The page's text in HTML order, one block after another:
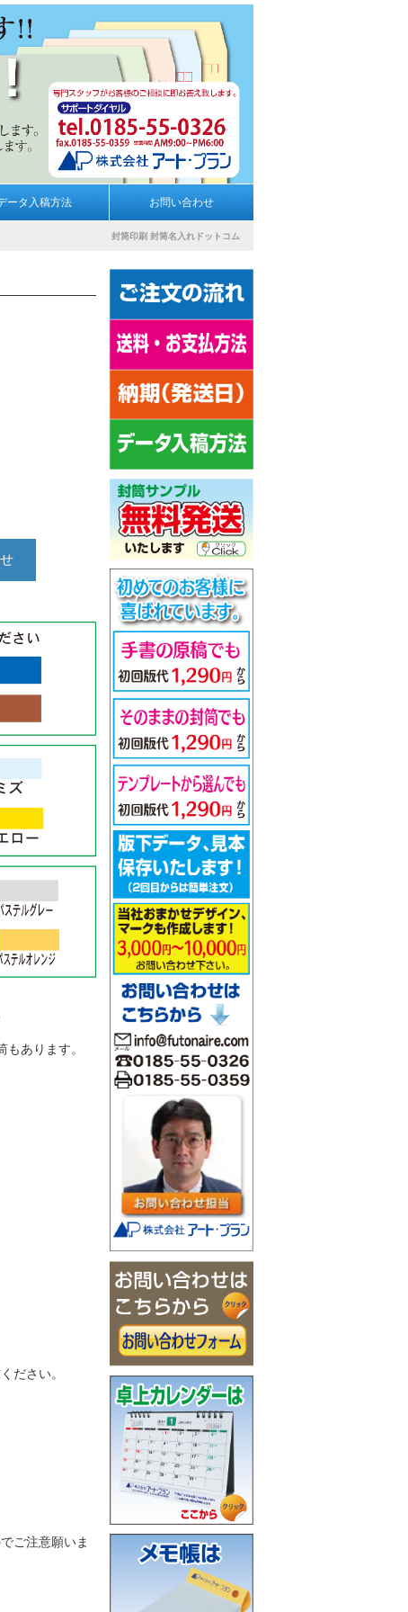
ータ入稿方法 お問い合わせ
封筒印刷 封筒名入れドットコム
もあります。
ださい。
ご注意願いま